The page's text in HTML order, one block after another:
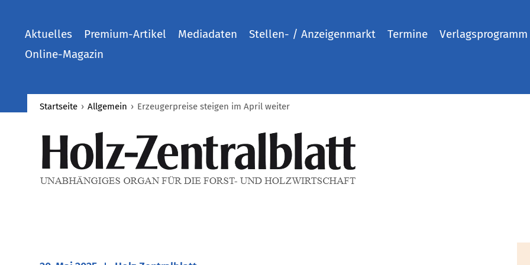
Aktuelles Premium-Artikel Mediadaten Stellen- / Anzeigenmarkt Termine
Verlagsprogramm
Online-Magazin
Startseite › Allgemein › ​Erzeugerpreise steigen im April weiter